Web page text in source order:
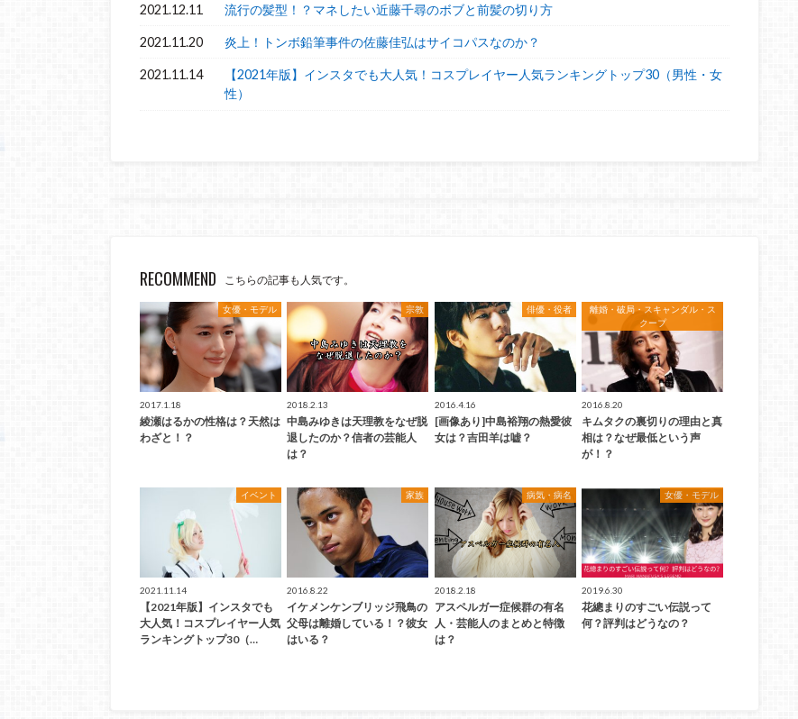
2021.12.11 流行の髪型！？マネしたい近藤千尋のボブと前髪の切り方
2021.11.20 炎上！トンボ鉛筆事件の佐藤佳弘はサイコパスなのか？
2021.11.14
【2021年版】インスタでも大人気！コスプレイヤー人気ランキングトップ30（男性・女
性）
RECOMMEND こちらの記事も人気です。
女優・モデル
2017.1.18
綾瀬はるかの性格は？天然は
わざと！？
宗教
2018.2.13
中島みゆきは天理教をなぜ脱
退したのか？信者の芸能人
は？
俳優・役者
2016.4.16
[画像あり]中島裕翔の熱愛彼
女は？吉田羊は嘘？
離婚・破局・スキャンダル・ス
クープ
2016.8.20
キムタクの裏切りの理由と真
相は？なぜ最低という声
が！？
イベント
2021.11.14
【2021年版】インスタでも
大人気！コスプレイヤー人気
ランキングトップ30（…
家族
2016.8.22
イケメンケンブリッジ飛鳥の
父母は離婚している！？彼女
はいる？
病気・病名
2018.2.18
アスペルガー症候群の有名
人・芸能人のまとめと特徴
は？
女優・モデル
2019.6.30
花總まりのすごい伝説って
何？評判はどうなの？